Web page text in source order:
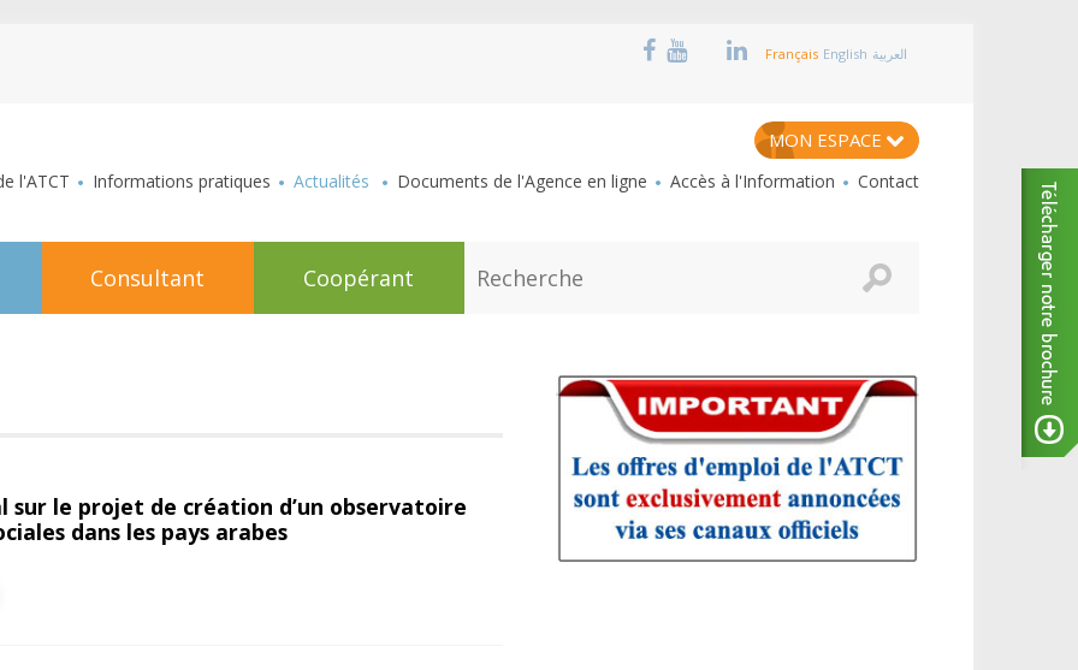
Français English العربية
MON ESPACE
l'ATCT Informations pratiques Actualités Documents de l'Agence en ligne Accès à l'Information Contact
Consultant Coopérant e
sur le projet de création d’un observatoire
dans les pays arabes